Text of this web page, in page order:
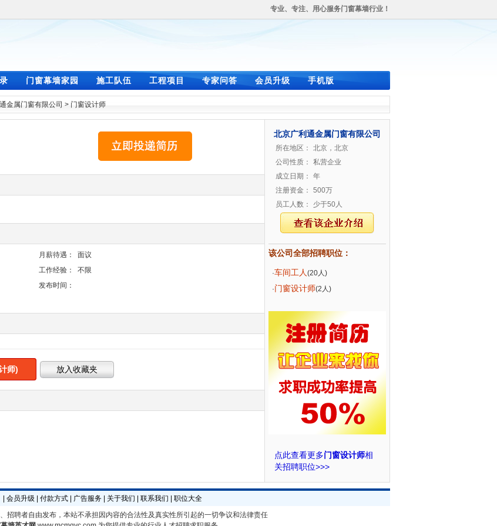
专业、专注、用心服务门窗幕墙行业！
门窗幕墙家园 施工队伍 工程项目 专家问答 会员升级 手机版
金属门窗有限公司 > 门窗设计师
月薪待遇：
面议
工作经验：
不限
发布时间：
师)
北京广利通金属门窗有限公司
所在地区：
北京，北京
公司性质：
私营企业
成立日期：
年
注册资金：
500万
员工人数：
少于50人
该公司全部招聘职位：
·车间工人 (20人)
·门窗设计师(2人)
点此查看更多门窗设计师相
关招聘职位>>>
会员升级 付款方式| 广告服务| 关于我们 联系我们
职位大全
招聘者自由发布，本站不承担因内容的合法性及真实性所引起的一切争议和法律责任